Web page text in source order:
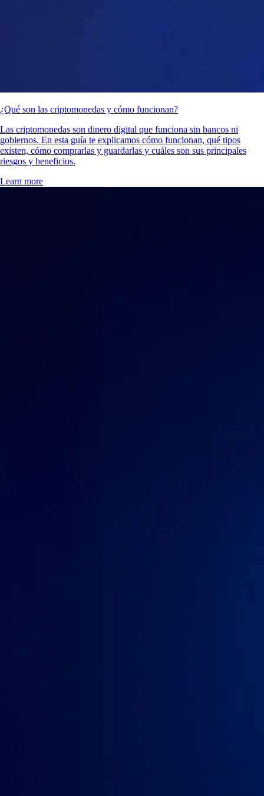
¿Qué son las criptomonedas y cómo funcionan?
Las criptomonedas son dinero digital que funciona sin bancos ni
gobiernos. En esta guía te explicamos cómo funcionan, qué tipos
existen, cómo comprarlas y guardarlas y cuáles son sus principales
riesgos y beneficios.
Learn more